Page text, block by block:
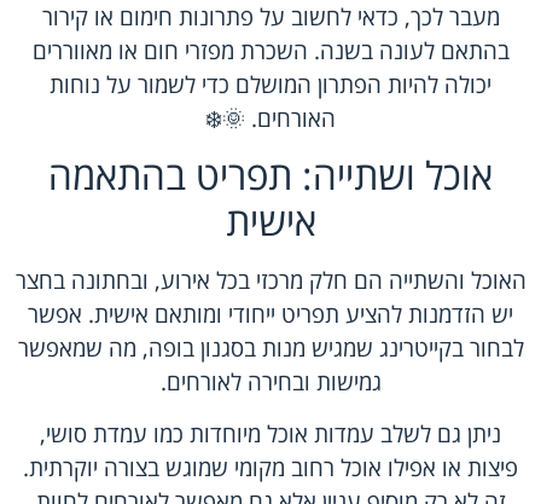
מעבר לכך, כדאי לחשוב על פתרונות חימום או קירור
בהתאם לעונה בשנה. השכרת מפזרי חום או מאווררים
יכולה להיות הפתרון המושלם כדי לשמור על נוחות
האורחים. 🌞❄️
אוכל ושתייה: תפריט בהתאמה
אישית
האוכל והשתייה הם חלק מרכזי בכל אירוע, ובחתונה בחצר
יש הזדמנות להציע תפריט ייחודי ומותאם אישית. אפשר
לבחור בקייטרינג שמגיש מנות בסגנון בופה, מה שמאפשר
גמישות ובחירה לאורחים.
ניתן גם לשלב עמדות אוכל מיוחדות כמו עמדת סושי,
פיצות או אפילו אוכל רחוב מקומי שמוגש בצורה יוקרתית.